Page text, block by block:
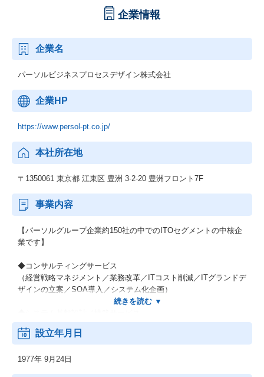
企業情報
企業名
パーソルビジネスプロセスデザイン株式会社
企業HP
https://www.persol-pt.co.jp/
本社所在地
〒1350061 東京都 江東区 豊洲 3-2-20 豊洲フロント7F
事業内容
【パーソルグループ企業約150社の中でのITOセグメントの中核企
業です】
◆コンサルティングサービス
（経営戦略マネジメント／業務改革／ITコスト削減／ITグランドデ
ザインの立案／SOA導入／システム化企画）
（ビジネスプロセスの改善／コストダウン）
（セールス・マーケティングBPOサービス）
※元BPOソリューションズが合併
設立年月日
1977年 9月24日